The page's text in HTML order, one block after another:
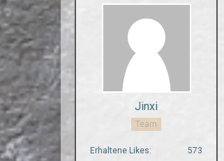
Jinxi
Team
Erhaltene Likes
573